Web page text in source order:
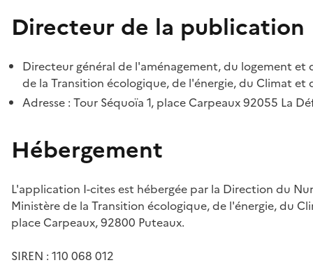
Directeur de la publication
Directeur général de l'aménagement, du logement
de la Transition écologique, de l'énergie, du Climat et
Adresse : Tour Séquoïa 1, place Carpeaux 92055 La
Hébergement
L'application I-cites est hébergée par la Direction du
Ministère de la Transition écologique, de l'énergie, du
place Carpeaux, 92800 Puteaux.
SIREN : 110 068 012